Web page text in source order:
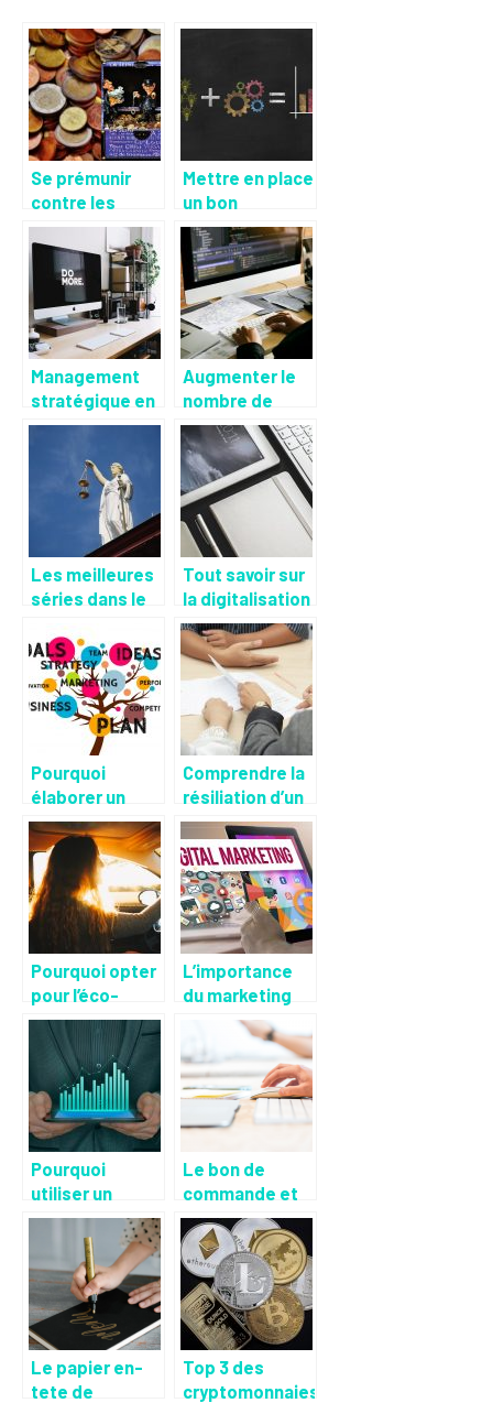
Se prémunir
contre les
escrocs, nos
petits conseils
Mettre en place
un bon
business plan
Management
stratégique en
entreprise
Augmenter le
nombre de
client dans le
domaine du
bien être.
Les meilleures
séries dans le
justice
Tout savoir sur
la digitalisation
Pourquoi
élaborer un
business plan ?
Comprendre la
résiliation d’un
contrat : le
droit de résilier
Pourquoi opter
pour l’éco-
conduite ?
L’importance
du marketing
pour une
entreprise
Pourquoi
utiliser un
logiciel SIRH ?
Le bon de
commande et
le bon de
livraison
Le papier en-
tete de
Top 3 des
cryptomonnaies